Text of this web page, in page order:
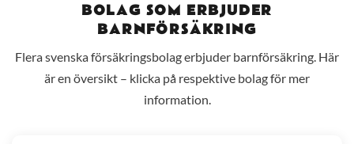
BOLAG SOM ERBJUDER
BARNFÖRSÄKRING
Flera svenska försäkringsbolag erbjuder barnförsäkring. Här
är en översikt – klicka på respektive bolag för mer
information.